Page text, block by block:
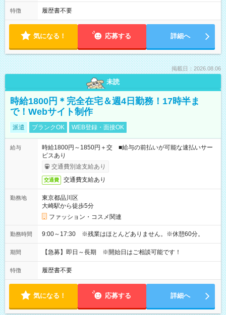
特徴 履歴書不要
気になる！ 応募する 詳細へ
掲載日：2026.08.06
未読
時給1800円＊完全在宅＆週4日勤務！17時半ま
で！Webサイト制作
派遣 ブランクOK WEB登録・面接OK
給与
時給1800円～1850円＋交 ■給与の前払いが可能な速払いサー
ビスあり
交通費別途支給あり
交通費 交通費支給あり
勤務地
東京都品川区
大崎駅から徒歩5分
ファッション・コスメ関連
勤務時間 9:00～17:30 ※残業はほとんどありません。※休憩60分。
期間 【急募】即日～長期 ※開始日はご相談可能です！
特徴 履歴書不要
気になる！ 応募する 詳細へ